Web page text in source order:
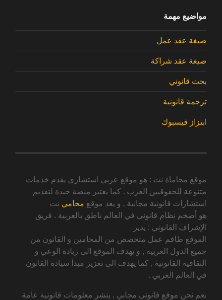
مواضيع مهمة
صيغة عقد عمل
صيغة عقد شراكة
بحث قانوني
ترجمة قانونية
ابتزاز فيسبوك
موقع محاماة نت : هو موقع عربي استشاري يقدم خدمات
متنوعة للحقوقيين العرب , كما يعتبر منصة جيدة لتقديم
استشارات قانونية مجانية , و يعد موقع محامي نت
هو أضخم نظام قانوني في العالم ناطق بالعربية . فريق
الإشراف القانوني : يدير
الموقع طاقم عمل متخصص من المحامين و القانون من
جميع الدول العربية , و يهدف الموقع الى زيادة الوعي و
الثقافية القانونية , كما يهدف الى تعزيز مبدأ سيادة القانون
في العالم العربي .
نعم نحن موقع قانوني مجاني , ينشر معلومات قانونية عامة